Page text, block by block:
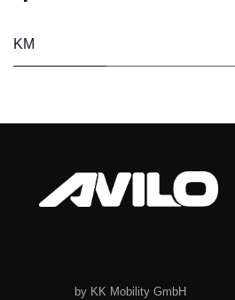
KM
by KK Mobility GmbH